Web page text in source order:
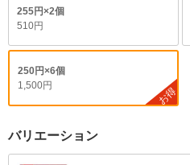
255円×2個
510円
250円×6個
1,500円
お得
バリエーション